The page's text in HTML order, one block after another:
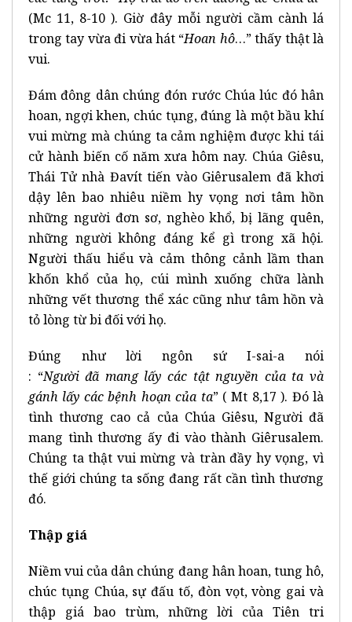
(Mc 11, 8-10 ). Giờ đây mỗi người cầm cành lá
trong tay vừa đi vừa hát “Hoan hô…” thấy thật là
vui.
Đám đông dân chúng đón rước Chúa lúc đó hân
hoan, ngợi khen, chúc tụng, đúng là một bầu khí
vui mừng mà chúng ta cảm nghiệm được khi tái
cử hành biến cố năm xưa hôm nay. Chúa Giêsu,
Thái Tử nhà Đavít tiến vào Giêrusalem đã khơi
dậy lên bao nhiêu niềm hy vọng nơi tâm hồn
những người đơn sơ, nghèo khổ, bị lãng quên,
những người không đáng kể gì trong xã hội.
Người thấu hiểu và cảm thông cảnh lầm than
khốn khổ của họ, cúi mình xuống chữa lành
những vết thương thể xác cũng như tâm hồn và
tỏ lòng từ bi đối với họ.
Đúng như lời ngôn sứ I-sai-a nói
: “Người đã mang lấy các tật nguyền của ta và
gánh lấy các bệnh hoạn của ta” ( Mt 8,17 ). Đó là
tình thương cao cả của Chúa Giêsu, Người đã
mang tình thương ấy đi vào thành Giêrusalem.
Chúng ta thật vui mừng và tràn đầy hy vọng, vì
thế giới chúng ta sống đang rất cần tình thương
đó.
Thập giá
Niềm vui của dân chúng đang hân hoan, tung hô,
chúc tụng Chúa, sự đấu tố, đòn vọt, vòng gai và
thập giá bao trùm, những lời của Tiên tri